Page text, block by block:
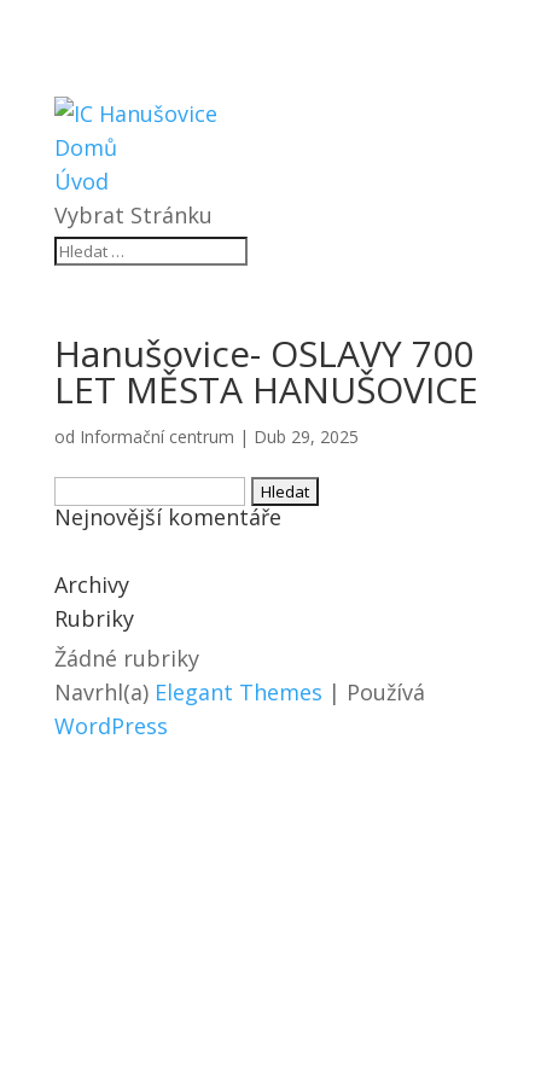
Domů
Úvod
Vybrat Stránku
Hanušovice- OSLAVY 700
LET MĚSTA HANUŠOVICE
od Informační centrum | Dub 29, 2025
Vyhledávání
Nejnovější komentáře
Archivy
Rubriky
Žádné rubriky
Navrhl(a) Elegant Themes | Používá
WordPress